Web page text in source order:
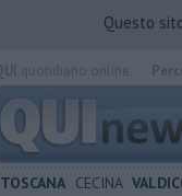
Questo
TOSCANA CECINA